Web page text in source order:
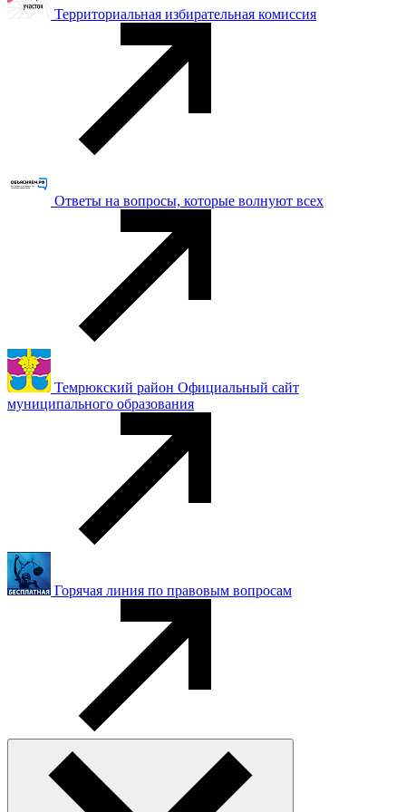
Территориальная избирательная комиссия
Ответы на вопросы, которые волнуют всех
Темрюкский район Официальный сайт
муниципального образования
Горячая линия по правовым вопросам